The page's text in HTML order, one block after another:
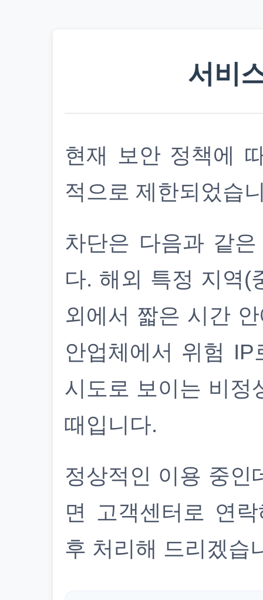
서비
현재 보안 정책에
적으로 제한되었습
차단은 다음과 같
다. 해외 특정 지역(
외에서 짧은 시간
안업체에서 위험
시도로 보이는 비정
때입니다.
정상적인 이용 중인
면 고객센터로 연
후 처리해 드리겠습